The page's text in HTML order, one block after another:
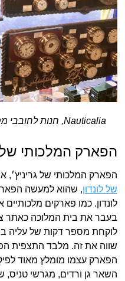
Nauticalia, חנות לחובבי מסעות, ספנות, אסטרונומיה ועוד.
הפארק המלכותי של
הפארק המלכותי של גריניץ׳,
של לונדון, שהוא למעשה
לונדון. כמו פארקים
בעבר את בית המלוכה כאתר
לוקחת מספר דקות של עליה
שווה את זה. מלבד התצפית
הפארק עצמו מומלץ מאוד
השאר גן ורדים, מגרשי טניס,